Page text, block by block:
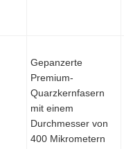
Gepanzerte
Premium-
Quarzkernfasern
mit einem
Durchmesser von
400 Mikrometern